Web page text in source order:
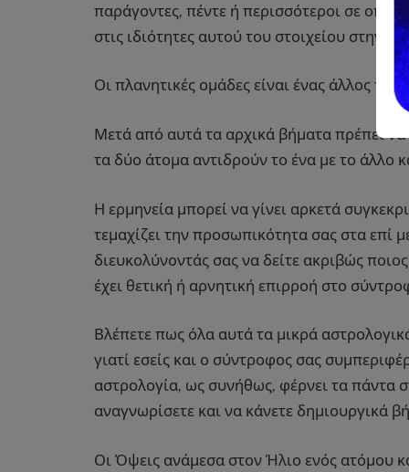
παράγοντες, πέντε ή περισσότεροι σε
στις ιδιότητες αυτού του στοιχείου στην
Οι πλανητικές ομάδες είναι ένας άλλος
Μετά από αυτά τα αρχικά βήματα πρέπει να
τα δύο άτομα αντιδρούν το ένα με το άλλο
Η ερμηνεία μπορεί να γίνει αρκετά
τεμαχίζει την προσωπικότητα σας στα επί
διευκολύνoντάς σας να δείτε ακριβώς
έχει θετική ή αρνητική επιρροή στο
Βλέπετε πως όλα αυτά τα μικρά
γιατί εσείς και ο σύντροφος σας
αστρολογία, ως συνήθως, φέρνει τα πάντα
αναγνωρίσετε και να κάνετε δημιουργικά
Οι Όψεις ανάμεσα στον Ήλιο ενός ατόμου